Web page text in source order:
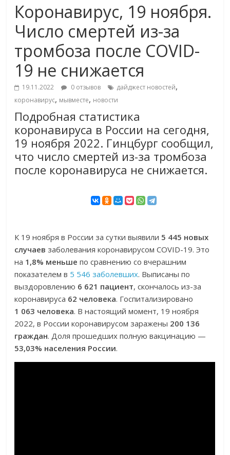
Коронавирус, 19 ноября.
Число смертей из-за
тромбоза после COVID-
19 не снижается
19.11.2022 0 отзывов дайджест новостей,
коронавирус, мывместе, новости
Подробная статистика
коронавируса в России на сегодня,
19 ноября 2022. Гинцбург сообщил,
что число смертей из-за тромбоза
после коронавируса не снижается.
К 19 ноября в России за сутки выявили 5 445 новых
случаев заболевания коронавирусом COVID-19. Это
на 1,8% меньше по сравнению со вчерашним
показателем в 5 546 заболевших. Выписаны по
выздоровлению 6 621 пациент, скончалось из-за
коронавируса 62 человека. Госпитализировано
1 063 человека. В настоящий момент, 19 ноября
2022, в России коронавирусом заражены 200 136
граждан. Доля прошедших полную вакцинацию —
53,03% населения России.